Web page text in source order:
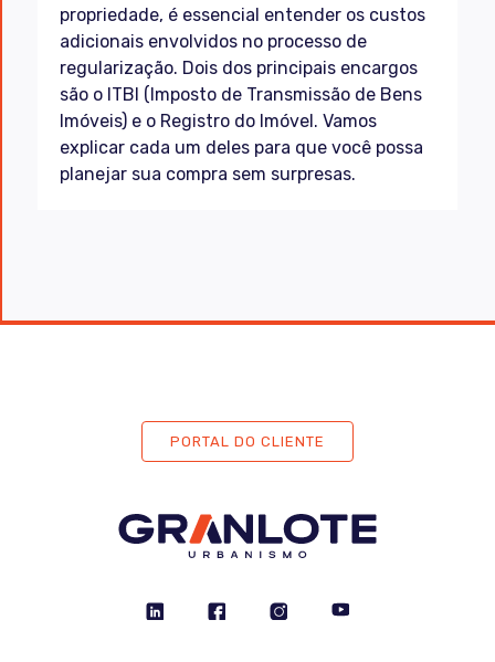
propriedade, é essencial entender os custos
adicionais envolvidos no processo de
regularização. Dois dos principais encargos
são o ITBI (Imposto de Transmissão de Bens
Imóveis) e o Registro do Imóvel. Vamos
explicar cada um deles para que você possa
planejar sua compra sem surpresas.
PORTAL DO CLIENTE